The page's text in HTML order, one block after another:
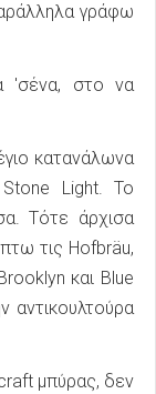
γράφω
'σένα, στο να
κατανάλωνα
Light. Το
Τότε άρχισα
τις Hofbräu,
και Blue
αντικουλτούρα
μπύρας, δεν